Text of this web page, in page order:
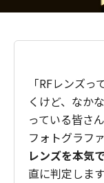
「RFレンズ
くけど、なか
っている皆さ
フォトグラフ
レンズを本気
直に判定しま